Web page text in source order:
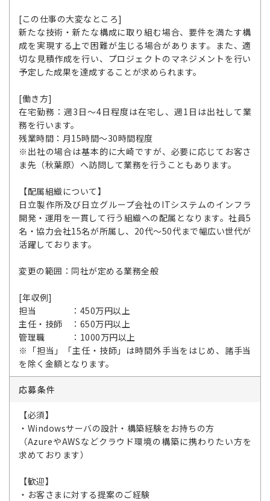
[この仕事の大変なところ]
新たな技術・新たな構成に取り組む場合、要件を満たす構
成を実現する上で困難が生じる場合があります。また、適
切な見積作成を行い、プロジェクトのマネジメントを行い
予定した成果を達成することが求められます。
[働き方]
在宅勤務：週3日～4日程度は在宅し、週1日は出社して業
務を行います。
残業時間：月15時間～30時間程度
※出社の場合は基本的に大崎ですが、必要に応じてお客さ
ま先（秋葉原）へ訪問して業務を行うこともあります。
【配属組織について】
日立製作所及び日立グループ会社のITシステムのインフラ
開発・運用を一貫して行う組織への配属となります。社員5
名・協力会社15名が所属し、20代～50代まで幅広い世代が
活躍しております。
変更の範囲：同社が定める業務全般
[年収例]
担当 ：450万円以上
主任・技師 ：650万円以上
管理職 ：1000万円以上
※「担当」「主任・技師」は時間外手当をはじめ、諸手当
を除く金額となります。
応募条件
【必須】
・Windowsサーバの設計・構築経験をお持ちの方
（AzureやAWSなどクラウド環境の構築に携わりたい方を
求めております）
【歓迎】
・お客さまに対する提案のご経験